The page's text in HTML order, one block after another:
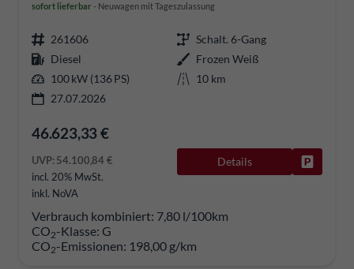
sofort lieferbar Neuwagen mit Tageszulassung
261606
Schalt. 6-Gang
Diesel
Frozen Weiß
100 kW (136 PS)
10 km
27.07.2026
46.623,33 €
UVP:54.100,84 €
incl. 20% MwSt.
inkl. NoVA
Details
Verbrauch kombiniert: 7,80 l/100km
CO2-Klasse: G
CO2-Emissionen: 198,00 g/km